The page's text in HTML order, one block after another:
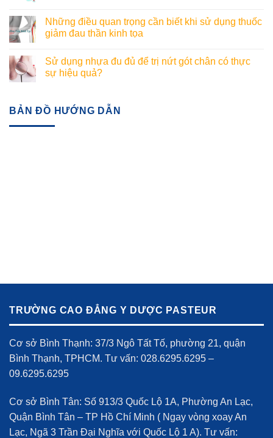
Những điều quan trọng cần biết khi sử dụng thuốc
giảm đau thần kinh tọa
Sử dụng nhựa đu đủ để trị nứt gót chân có thực
sự hiệu quả?
BẢN ĐỒ HƯỚNG DẪN
TRƯỜNG CAO ĐẲNG Y DƯỢC PASTEUR
Cơ sở Bình Thạnh: 37/3 Ngô Tất Tố, phường 21, quận
Bình Thạnh, TPHCM. Tư vấn: 028.6295.6295 –
09.6295.6295
Cơ sở Bình Tân: Số 913/3 Quốc Lộ 1A, Phường An Lạc,
Quận Bình Tân – TP Hồ Chí Minh ( Ngay vòng xoay An
Lạc, Ngã 3 Trần Đại Nghĩa với Quốc Lộ 1 A). Tư vấn: